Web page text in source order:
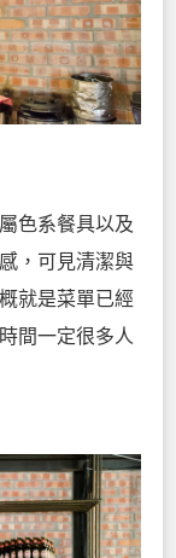
色系餐具以及
，可見清潔與
就是菜單已經
間一定很多人